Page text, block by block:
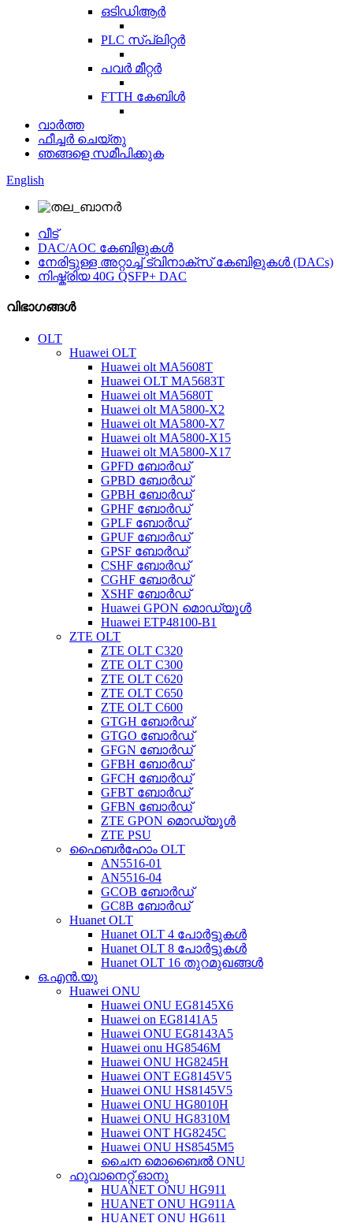
ഒടിഡിആർ
PLC സ്പ്ലിറ്റർ
പവർ മീറ്റർ
FTTH കേബിൾ
വാർത്ത
ഫീച്ചർ ചെയ്തു
ഞങ്ങളെ സമീപിക്കുക
English
വീട്
DAC/AOC കേബിളുകൾ
നേരിട്ടുള്ള അറ്റാച്ച് ട്വിനാക്സ് കേബിളുകൾ (DACs)
നിഷ്ക്രിയ 40G QSFP+ DAC
വിഭാഗങ്ങൾ
OLT
Huawei OLT
Huawei olt MA5608T
Huawei OLT MA5683T
Huawei olt MA5680T
Huawei olt MA5800-X2
Huawei olt MA5800-X7
Huawei olt MA5800-X15
Huawei olt MA5800-X17
GPFD ബോർഡ്
GPBD ബോർഡ്
GPBH ബോർഡ്
GPHF ബോർഡ്
GPLF ബോർഡ്
GPUF ബോർഡ്
GPSF ബോർഡ്
CSHF ബോർഡ്
CGHF ബോർഡ്
XSHF ബോർഡ്
Huawei GPON മൊഡ്യൂൾ
Huawei ETP48100-B1
ZTE OLT
ZTE OLT C320
ZTE OLT C300
ZTE OLT C620
ZTE OLT C650
ZTE OLT C600
GTGH ബോർഡ്
GTGO ബോർഡ്
GFGN ബോർഡ്
GFBH ബോർഡ്
GFCH ബോർഡ്
GFBT ബോർഡ്
GFBN ബോർഡ്
ZTE GPON മൊഡ്യൂൾ
ZTE PSU
ഫൈബർഹോം OLT
AN5516-01
AN5516-04
GCOB ബോർഡ്
GC8B ബോർഡ്
Huanet OLT
Huanet OLT 4 പോർട്ടുകൾ
Huanet OLT 8 പോർട്ടുകൾ
Huanet OLT 16 തുറമുഖങ്ങൾ
ഒ.എൻ.യു
Huawei ONU
Huawei ONU EG8145X6
Huawei on EG8141A5
Huawei ONU EG8143A5
Huawei onu HG8546M
Huawei ONU HG8245H
Huawei ONT EG8145V5
Huawei ONU HS8145V5
Huawei ONU HG8010H
Huawei ONU HG8310M
Huawei ONT HG8245C
Huawei ONU HS8545M5
ചൈന മൊബൈൽ ONU
ഹുവാനെറ്റ് ഓനു
HUANET ONU HG911
HUANET ONU HG911A
HUANET ONU HG611